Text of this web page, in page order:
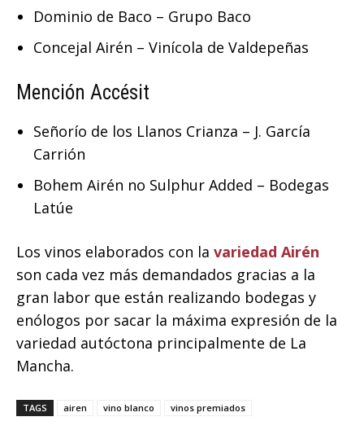
Dominio de Baco – Grupo Baco
Concejal Airén – Vinícola de Valdepeñas
Mención Accésit
Señorío de los Llanos Crianza – J. García
Carrión
Bohem Airén no Sulphur Added – Bodegas
Latúe
Los vinos elaborados con la variedad Airén
son cada vez más demandados gracias a la
gran labor que están realizando bodegas y
enólogos por sacar la máxima expresión de la
variedad autóctona principalmente de La
Mancha.
TAGS airen vino blanco vinos premiados